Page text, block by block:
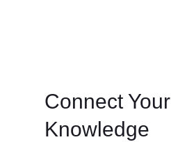
Connect Your
Knowledge